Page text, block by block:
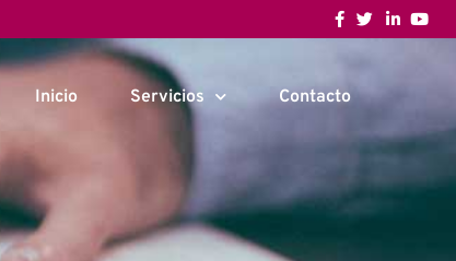
Inicio Servicios Contacto